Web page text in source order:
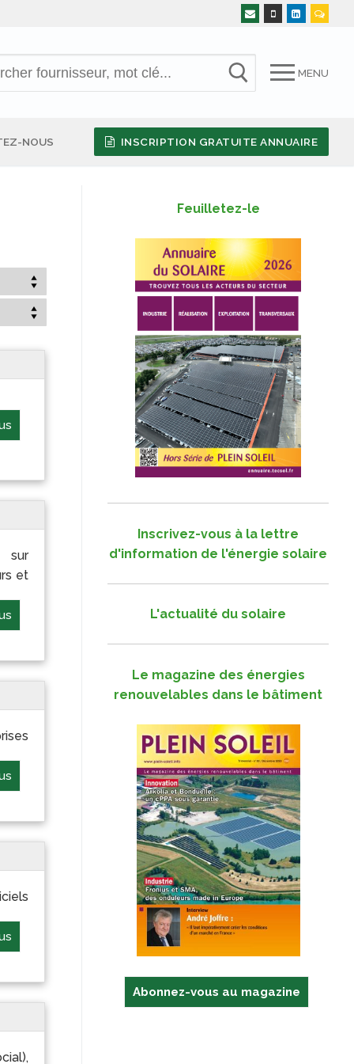
MENU
NOUS INSCRIPTION GRATUITE ANNUAIRE
sur
et
Feuilletez-le
Inscrivez-vous à la lettre
d'information de l'énergie solaire
L'actualité du solaire
Le magazine des énergies
renouvelables dans le bâtiment
Abonnez-vous au magazine